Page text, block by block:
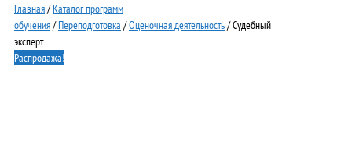
Главная/Каталог программ
обучения/Переподготовка /Оценочная деятельность/ Судебный
эксперт
Распродажа!